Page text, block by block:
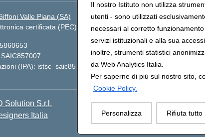
Il nostro Istituto non utilizza
utenti - sono utilizzati
necessari al corretto
servizi istituzionali e alla sua
inoltre, strumenti statistici
da Web Analytics Italia.
Per saperne di più sul nostro sito,
Cookie Policy.
Personalizza Rifiuta tutto
Valle Piana (SA)
certificata (PEC): saic857007@pec.istruzione.it
SAIC857007
(IPA): istsc_saic857007
Solution S.r.l.
Italia